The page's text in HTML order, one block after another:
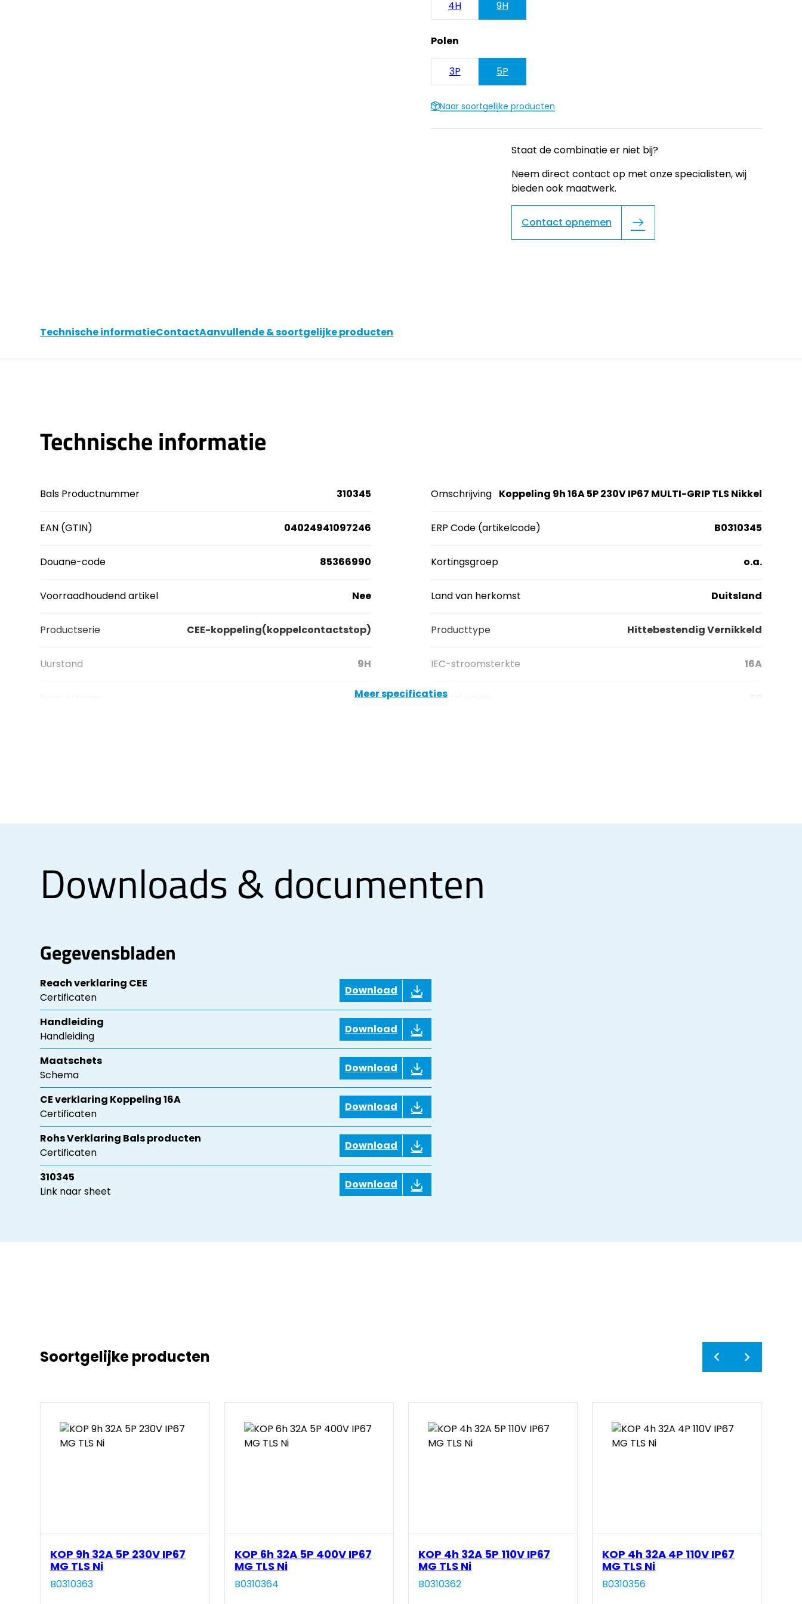
4H 9H
Polen
3P 5P
Naar soortgelijke producten
Staat de combinatie er niet bij?
Neem direct contact op met onze specialisten, wij
bieden ook maatwerk.
Contact opnemen
Technische informatieContactAanvullende & soortgelijke producten
Technische informatie
Bals Productnummer 310345 Omschrijving Koppeling 9h 16A 5P 230V IP67 MULTI-GRIP TLS Nikkel
EAN (GTIN) 04024941097246 ERP Code (artikelcode) B0310345
Douane-code 85366990 Kortingsgroep o.a.
Voorraadhoudend artikel Nee Land van herkomst Duitsland
Productserie CEE-koppeling(koppelcontactstop) Producttype Hittebestendig Vernikkeld
Uurstand 9H IEC-stroomsterkte 16A
16A Aantal polen
Meer specificaties
Downloads & documenten
Gegevensbladen
Reach verklaring CEE
Certificaten
Download
Handleiding
Handleiding
Download
Maatschets
Schema
Download
CE verklaring Koppeling 16A
Certificaten
Download
Rohs Verklaring Bals producten
Certificaten
Download
310345
Link naar sheet
Download
Soortgelijke producten
KOP 9h 32A 5P 230V IP67
MG TLS Ni
B0310363
KOP 6h 32A 5P 400V IP67
MG TLS Ni
B0310364
KOP 4h 32A 5P 110V IP67
MG TLS Ni
B0310362
KOP 4h 32A 4P 110V IP67
MG TLS Ni
B0310356